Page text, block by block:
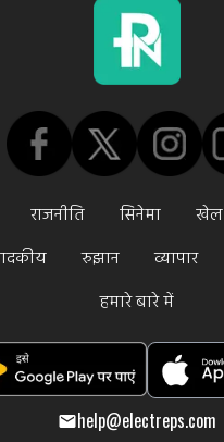
राजनीति सिनेमा खेल
रुझान व्यापार
हमारे बारे में
help@electreps.com